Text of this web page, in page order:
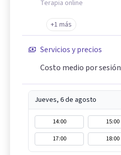
Terapia online
+1 más
Servicios y precios
Costo medio por sesión
Jueves, 6 de agosto
14:00 15:00
17:00
18:00